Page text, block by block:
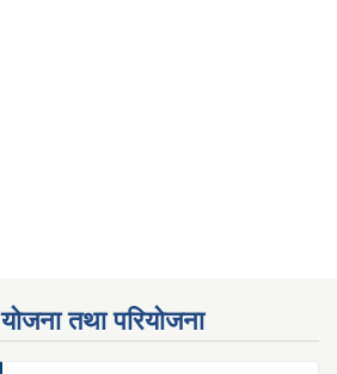
याेजना तथा परियाेजना